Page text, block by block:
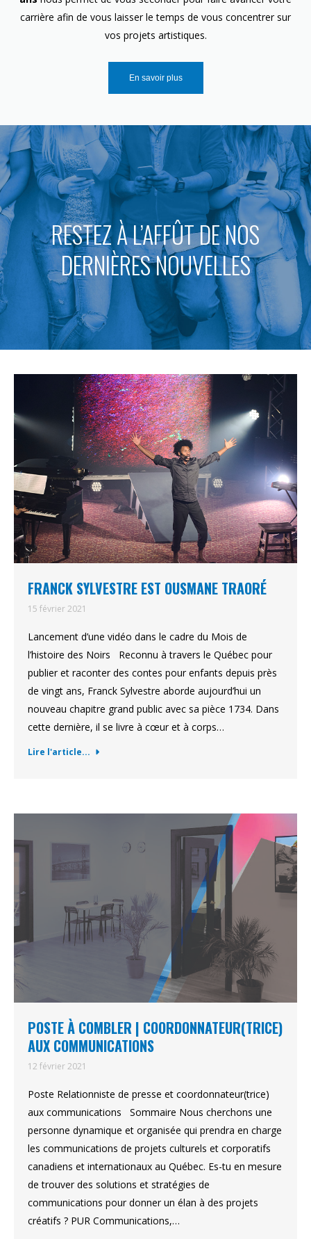
carrière afin de vous laisser le temps de vous concentrer sur
vos projets artistiques.
En savoir plus
RESTEZ À L’AFFÛT DE NOS
DERNIÈRES NOUVELLES
FRANCK SYLVESTRE EST OUSMANE TRAORÉ
15 février 2021
Lancement d’une vidéo dans le cadre du Mois de
l’histoire des Noirs Reconnu à travers le Québec pour
publier et raconter des contes pour enfants depuis près
de vingt ans, Franck Sylvestre aborde aujourd’hui un
nouveau chapitre grand public avec sa pièce 1734. Dans
cette dernière, il se livre à cœur et à corps…
Lire l'article...
POSTE À COMBLER | COORDONNATEUR(TRICE)
AUX COMMUNICATIONS
12 février 2021
Poste Relationniste de presse et coordonnateur(trice)
aux communications Sommaire Nous cherchons une
personne dynamique et organisée qui prendra en charge
les communications de projets culturels et corporatifs
canadiens et internationaux au Québec. Es-tu en mesure
de trouver des solutions et stratégies de
communications pour donner un élan à des projets
créatifs ? PUR Communications,…